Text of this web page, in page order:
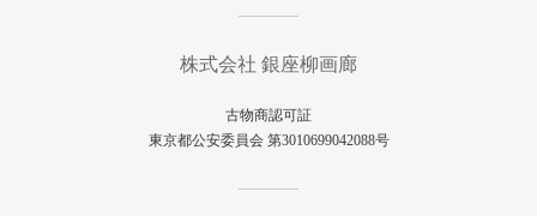
株式会社 銀座柳画廊
古物商認可証
東京都公安委員会 第3010699042088号